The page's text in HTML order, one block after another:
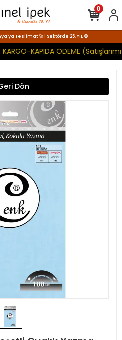
Teslimat 🚀 | Sektörde 25. YIL 🧿
KAPIDA ÖDEME
0
Dön